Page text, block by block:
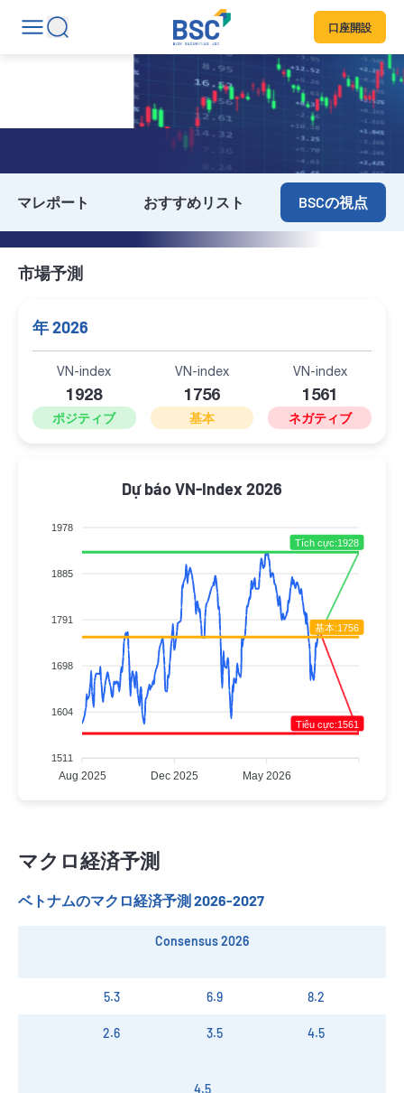
口座開設
マレポート おすすめリスト BSCの視点
市場予測
年 2026
VN-index
1928
ポジティブ
VN-index
1756
基本
VN-index
1561
ネガティブ
Dự báo VN-Index 2026
1978
1885
1791
1698
1604
1511
Aug 2025 Dec 2025 May 2026
Tích cực:1928
基本:1756
Tiêu cực:1561
マクロ経済予測
ベトナムのマクロ経済予測 2026-2027
5.7 6.7
3.8